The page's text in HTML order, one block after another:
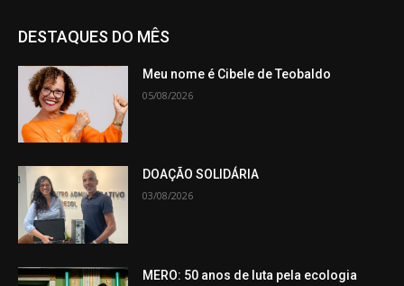
DESTAQUES DO MÊS
Meu nome é Cibele de Teobaldo
05/08/2026
DOAÇÃO SOLIDÁRIA
03/08/2026
MERO: 50 anos de luta pela ecologia